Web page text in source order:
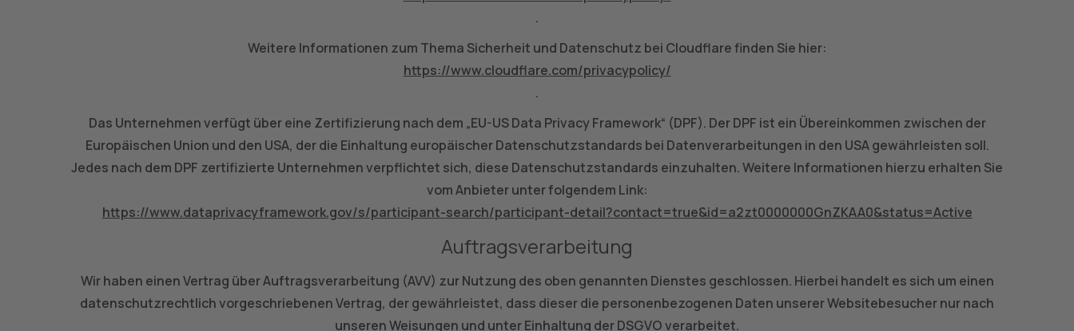
.
Weitere Informationen zum Thema Sicherheit und Datenschutz bei Cloudflare finden Sie hier:
https://www.cloudflare.com/privacypolicy/
.
Das Unternehmen verfügt über eine Zertifizierung nach dem „EU-US Data Privacy Framework“ (DPF). Der DPF ist ein Übereinkommen zwischen der
Europäischen Union und den USA, der die Einhaltung europäischer Datenschutzstandards bei Datenverarbeitungen in den USA gewährleisten soll.
Jedes nach dem DPF zertifizierte Unternehmen verpflichtet sich, diese Datenschutzstandards einzuhalten. Weitere Informationen hierzu erhalten Sie
vom Anbieter unter folgendem Link:
https://www.dataprivacyframework.gov/s/participant-search/participant-detail?contact=true&id=a2zt0000000GnZKAA0&status=Active
Auftragsverarbeitung
Wir haben einen Vertrag über Auftragsverarbeitung (AVV) zur Nutzung des oben genannten Dienstes geschlossen. Hierbei handelt es sich um einen
datenschutzrechtlich vorgeschriebenen Vertrag, der gewährleistet, dass dieser die personenbezogenen Daten unserer Websitebesucher nur nach
unseren Weisungen und unter Einhaltung der DSGVO verarbeitet.